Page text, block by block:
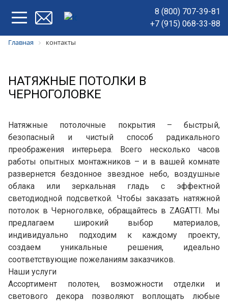
8 (800) 707-39-81
+7 (915) 068-33-88
Главная контакты
НАТЯЖНЫЕ ПОТОЛКИ В
ЧЕРНОГОЛОВКЕ
Натяжные потолочные покрытия – быстрый,
безопасный и чистый способ радикального
преображения интерьера. Всего несколько часов
работы опытных монтажников – и в вашей комнате
развернется бездонное звездное небо, воздушные
облака или зеркальная гладь с эффектной
светодиодной подсветкой. Чтобы заказать натяжной
потолок в Черноголвке, обращайтесь в ZAGATTI. Мы
предлагаем широкий выбор материалов,
индивидуально подходим к каждому проекту,
создаем уникальные решения, идеально
соответствующие пожеланиям заказчиков.
Наши услуги
Ассортимент полотен, возможности отделки и
светового декора позволяют воплощать любые